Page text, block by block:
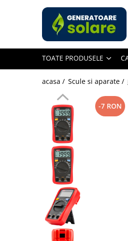
Toate Produsele
Cauta dupa capacitate
Intre 1000-2000W
Intre 2000-3000W
Cauta dupa marca
Vezi toate statiile
Accesorii Statii de Alimentare
TOATE PRODUSELE
acasa / Scule si aparate /
-7 RON